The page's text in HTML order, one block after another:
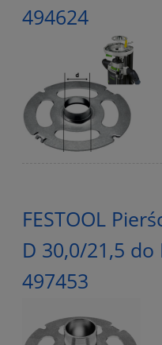
494624
FESTOOL
D 30,0/21,5 do
497453